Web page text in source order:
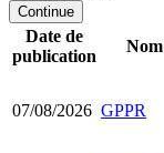
Continue
Date de
publication
Nom
07/08/2026 GPPR